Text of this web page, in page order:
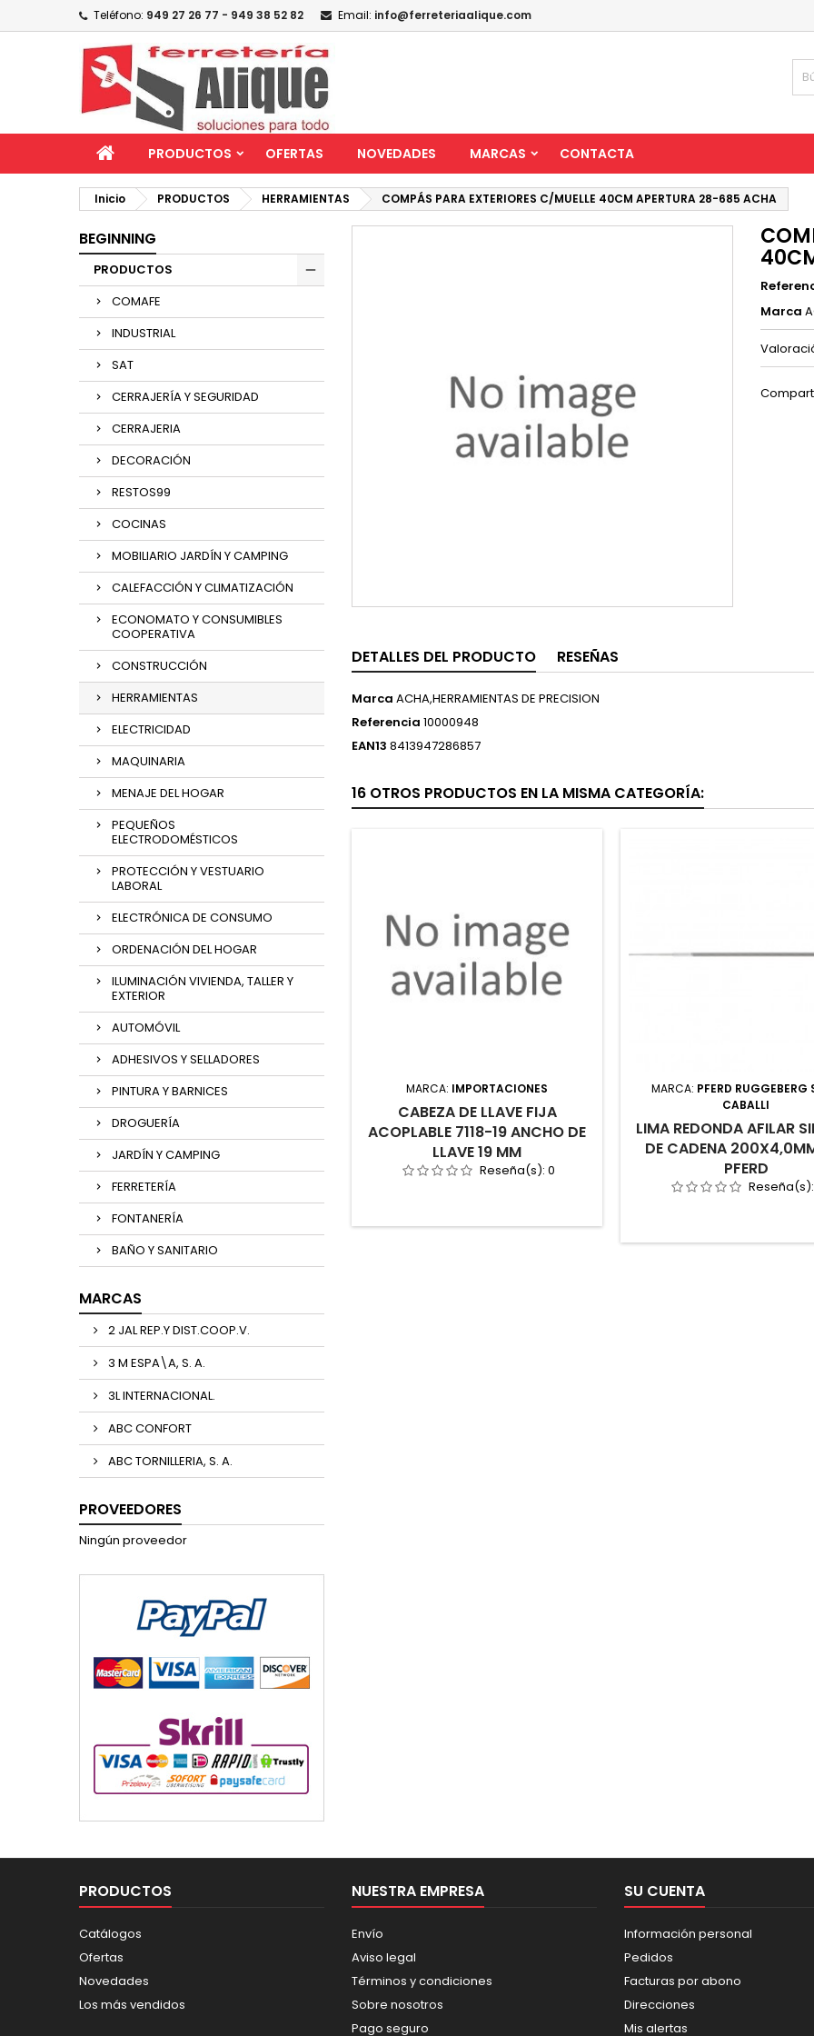
Teléfono: 949 27 26 77 - 949 38 52 82 Email: info@ferreteriaalique.com
PRODUCTOS OFERTAS NOVEDADES MARCAS CONTACTA
Inicio PRODUCTOS HERRAMIENTAS COMPÁS PARA EXTERIORES C/MUELLE 40CM APERTURA 28-685 ACHA
BEGINNING
PRODUCTOS
COMAFE
INDUSTRIAL
SAT
CERRAJERÍA Y SEGURIDAD
CERRAJERIA
DECORACIÓN
RESTOS99
COCINAS
MOBILIARIO JARDÍN Y CAMPING
CALEFACCIÓN Y CLIMATIZACIÓN
ECONOMATO Y CONSUMIBLES
COOPERATIVA
CONSTRUCCIÓN
HERRAMIENTAS
ELECTRICIDAD
MAQUINARIA
MENAJE DEL HOGAR
PEQUEÑOS
ELECTRODOMÉSTICOS
PROTECCIÓN Y VESTUARIO
LABORAL
ELECTRÓNICA DE CONSUMO
ORDENACIÓN DEL HOGAR
ILUMINACIÓN VIVIENDA, TALLER Y
EXTERIOR
AUTOMÓVIL
ADHESIVOS Y SELLADORES
PINTURA Y BARNICES
DROGUERÍA
JARDÍN Y CAMPING
FERRETERÍA
FONTANERÍA
BAÑO Y SANITARIO
MARCAS
2 JAL REP.Y DIST.COOP.V.
3 M ESPA\A, S. A.
3L INTERNACIONAL.
ABC CONFORT
ABC TORNILLERIA, S. A.
PROVEEDORES
Ningún proveedor
Marca
DETALLES DEL PRODUCTO RESEÑAS
Marca ACHA,HERRAMIENTAS DE PRECISION
Referencia 10000948
EAN13 8413947286857
16 OTROS PRODUCTOS EN LA MISMA CATEGORÍA:
MARCA: IMPORTACIONES
CABEZA DE LLAVE FIJA
ACOPLABLE 7118-19 ANCHO DE
LLAVE 19 MM
Reseña(s): 0
MARCA: PFERD RUGGEBERG
CABALLI
LIMA REDONDA AFILAR
DE CADENA
PFERD
PRODUCTOS
Catálogos
Ofertas
Novedades
Los más vendidos
NUESTRA EMPRESA
Envío
Aviso legal
Términos y condiciones
Sobre nosotros
Pago seguro
SU CUENTA
Información personal
Pedidos
Facturas por abono
Direcciones
Mis alertas